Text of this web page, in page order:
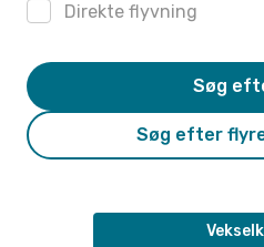
Direkte flyvning
Søg efter
Søg